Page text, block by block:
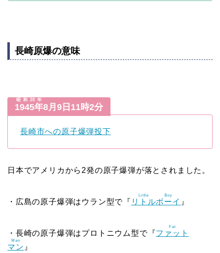
長崎原爆の意味
1945年
昭和20年
8月9日11時2分
長崎市への原子爆弾投下
日本でアメリカから2発の原子爆弾が落とされました。
・広島の原子爆弾はウラン型で『 リトル
Little
ボーイ
Boy
』
・長崎の原子爆弾はプロトニウム型で『ファット
Fat
マン
Man
』